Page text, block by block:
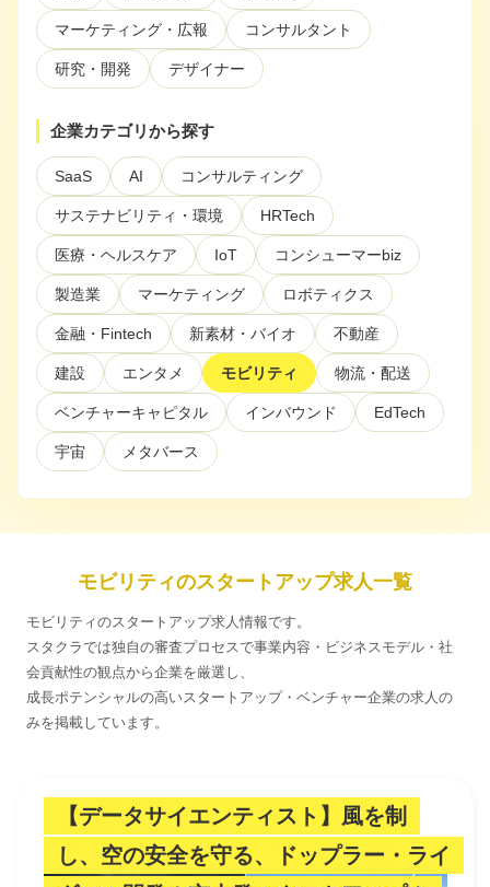
特集記事
CEOインタビュー
大学発スタートアップ
導入事例
お問い合わせ
法人向け資料ダウンロード
/採用検討企業様へ
利用規約プライバシーポリシー採用情報 会社概要 採用検討企業様へ
パートナーの方へ
マーケティング・広報 コンサルタント
研究・開発 デザイナー
企業カテゴリから探す
SaaS AI コンサルティング
サステナビリティ・環境 HRTech
医療・ヘルスケア IoT コンシューマーbiz
製造業 マーケティング ロボティクス
金融・Fintech 新素材・バイオ 不動産
建設 エンタメ モビリティ 物流・配送
ベンチャーキャピタル インバウンド EdTech
宇宙 メタバース
モビリティのスタートアップ求人一覧
モビリティのスタートアップ求人情報です。
スタクラでは独自の審査プロセスで事業内容・ビジネスモデル・社
会貢献性の観点から企業を厳選し、
成長ポテンシャルの高いスタートアップ・ベンチャー企業の求人の
みを掲載しています。
【データサイエンティスト】風を制
し、空の安全を守る、ドップラー・ライ